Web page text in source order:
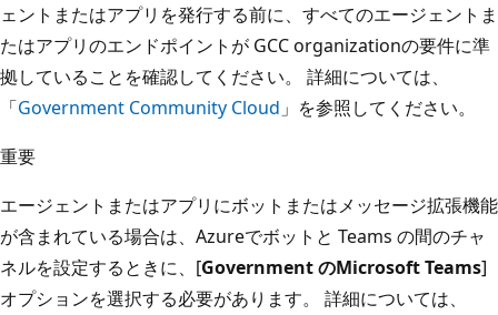
ェントまたはアプリを発行する前に、すべてのエージェントま
たはアプリのエンドポイントが GCC organizationの要件に準
拠していることを確認してください。 詳細については、
「Government Community Cloud 」を参照してください。
重要
エージェントまたはアプリにボットまたはメッセージ拡張機能
が含まれている場合は、Azureでボットと Teams の間のチャ
ネルを設定するときに、[Government のMicrosoft Teams]
オプションを選択する必要があります。 詳細については、